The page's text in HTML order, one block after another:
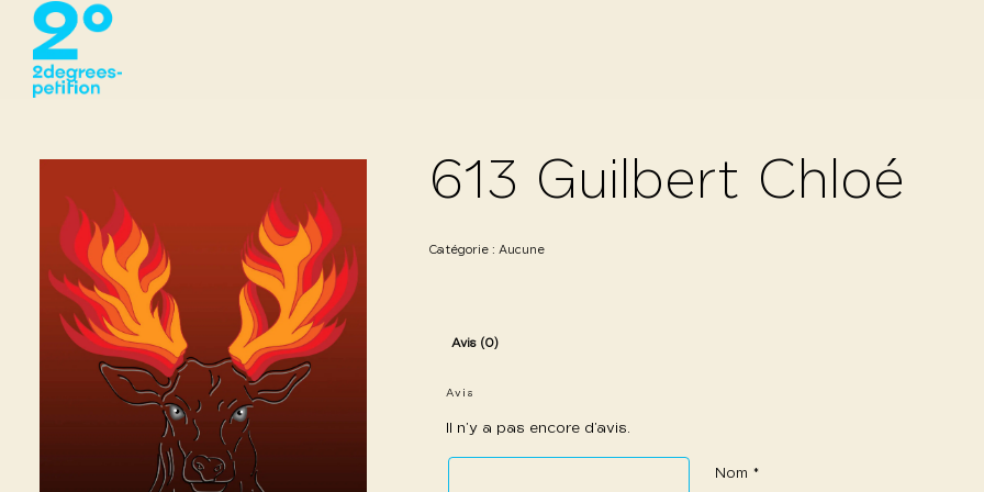
613 Guilbert Chloé
Catégorie : Aucune
Avis (0)
Avis
Il n’y a pas encore d’avis.
Nom *